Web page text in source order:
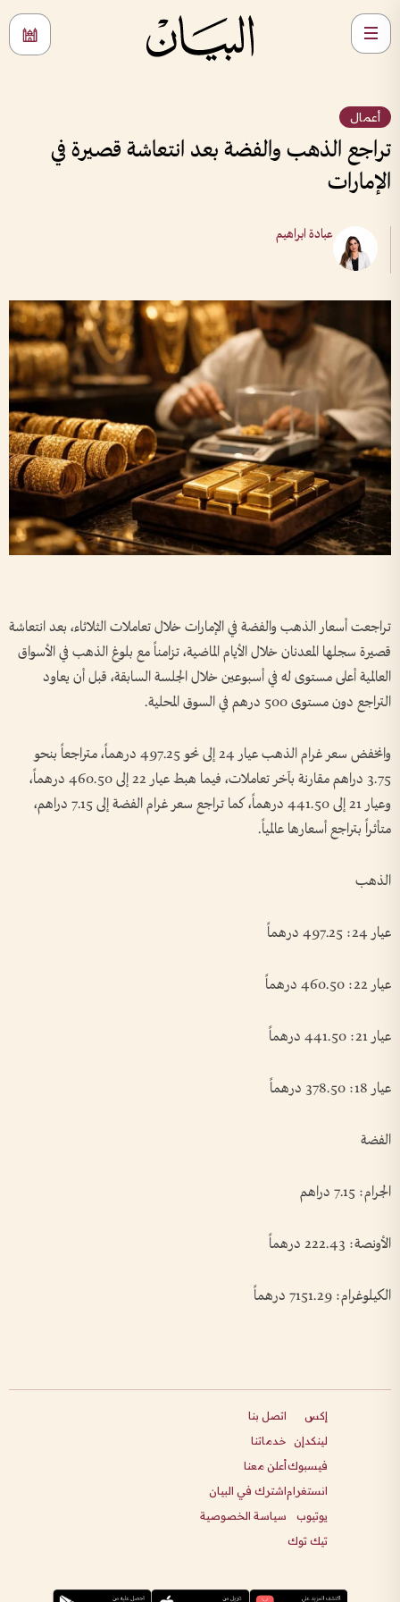
أعمال
تراجع الذهب والفضة بعد انتعاشة قصيرة في
الإمارات
عبادة ابراهيم
تراجعت أسعار الذهب والفضة في الإمارات خلال تعاملات الثلاثاء، بعد انتعاشة
قصيرة سجلها المعدنان خلال الأيام الماضية، تزامناً مع بلوغ الذهب في الأسواق
العالمية أعلى مستوى له في أسبوعين خلال الجلسة السابقة، قبل أن يعاود
التراجع دون مستوى 500 درهم في السوق المحلية.
وانخفض سعر غرام الذهب عيار 24 إلى نحو 497.25 درهماً، متراجعاً بنحو
3.75 دراهم مقارنة بآخر تعاملات، فيما هبط عيار 22 إلى 460.50 درهماً،
وعيار 21 إلى 441.50 درهماً، كما تراجع سعر غرام الفضة إلى 7.15 دراهم،
متأثراً بتراجع أسعارها عالمياً.
الذهب
عيار 24: 497.25 درهماً
عيار 22: 460.50 درهماً
عيار 21: 441.50 درهماً
عيار 18: 378.50 درهماً
الفضة
الجرام: 7.15 دراهم
الأونصة: 222.43 درهماً
الكيلوغرام: 7151.29 درهماً
إكس
لينكدإن
فيسبوك
انستغرام
يوتيوب
تيك توك
اتصل بنا
خدماتنا
أعلن معنا
اشترك في البيان
سياسة الخصوصية